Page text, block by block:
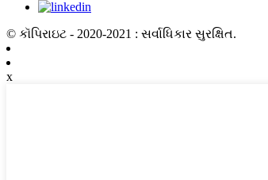
© કૉપિરાઇટ - 2020-2021 : સર્વાધિકાર સુરક્ષિત.
x